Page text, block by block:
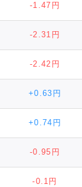
-1.47円
-2.31円
-2.42円
+0.63円
+0.74円
-0.95円
-0.1円